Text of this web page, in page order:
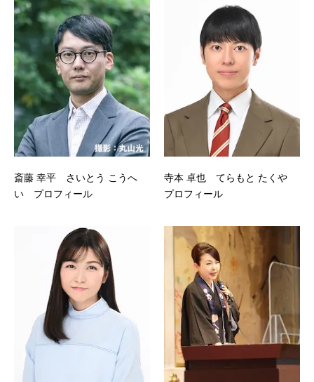
斎藤 幸平 さいとう こうへ
い プロフィール
寺本 卓也 てらもと たくや
プロフィール